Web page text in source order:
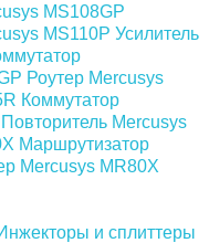
MS108GP
MS110P Усилитель
Роутер Mercusys
Коммутатор
Повторитель Mercusys
Маршрутизатор
Mercusys MR80X
и сплиттеры